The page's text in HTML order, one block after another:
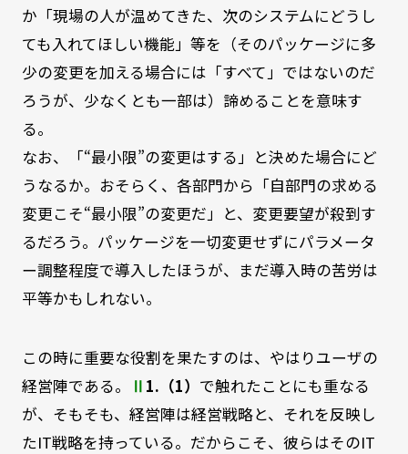
か「現場の人が温めてきた、次のシステムにどうし
ても入れてほしい機能」等を（そのパッケージに多
少の変更を加える場合には「すべて」ではないのだ
ろうが、少なくとも一部は）諦めることを意味す
る。
なお、「“最小限”の変更はする」と決めた場合にど
うなるか。おそらく、各部門から「自部門の求める
変更こそ“最小限”の変更だ」と、変更要望が殺到す
るだろう。パッケージを一切変更せずにパラメータ
ー調整程度で導入したほうが、まだ導入時の苦労は
平等かもしれない。
この時に重要な役割を果たすのは、やはりユーザの
経営陣である。
Ⅱ 1.（1） で触れたことにも重なる
が、そもそも、経営陣は経営戦略と、それを反映し
たIT戦略を持っている。だからこそ、彼らはそのIT